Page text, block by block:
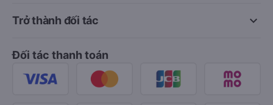
keyboard_arrow_down
Trở thành đối tác
Đối tác thanh toán